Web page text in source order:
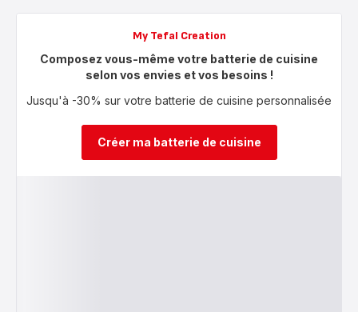
My Tefal Creation
Composez vous-même votre batterie de cuisine
selon vos envies et vos besoins !
Jusqu'à -30% sur votre batterie de cuisine personnalisée
Créer ma batterie de cuisine